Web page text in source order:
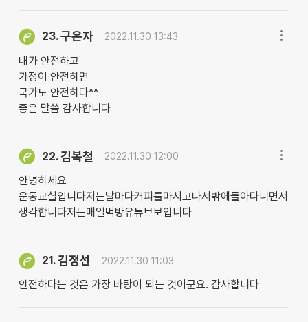
23.구은자 2022.11.30 13:43
내가 안전하고
가정이 안전하면
국가도 안전하다^^
좋은 말씀 감사합니다
22.김복철 2022.11.30 12:00
안녕하세요
운동교실입니다저는날마다커피를마시고나서밖에돌아다니면서
생각합니다저는매일먹방유튜브보입니다
21.김정선 2022.11.30 11:03
안전하다는 것은 가장 바탕이 되는 것이군요. 감사합니다